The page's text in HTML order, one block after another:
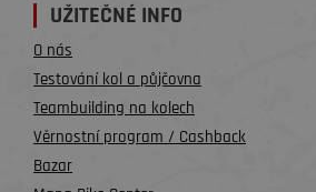
UŽITEČNÉ INFO
O nás
Testování kol a půjčovna
Teambuilding na kolech
Věrnostní program / Cashback
Bazar